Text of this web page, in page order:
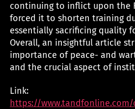
continuing to inflict upon the
forced it to shorten training
essentially sacrificing quality
Overall, an insightful article
importance of peace- and
and the crucial aspect of
Link:
https://www.tandfonline.com/